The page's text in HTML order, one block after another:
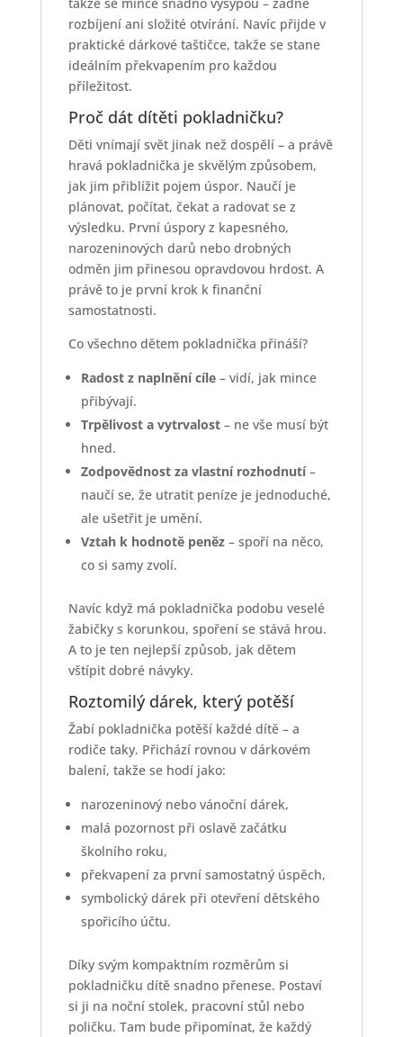
takže se mince snadno vysypou – žádné
rozbíjení ani složité otvírání. Navíc přijde v
praktické dárkové taštičce, takže se stane
ideálním překvapením pro každou
příležitost.
Proč dát dítěti pokladničku?
Děti vnímají svět jinak než dospělí – a právě
hravá pokladnička je skvělým způsobem,
jak jim přiblížit pojem úspor. Naučí je
plánovat, počítat, čekat a radovat se z
výsledku. První úspory z kapesného,
narozeninových darů nebo drobných
odměn jim přinesou opravdovou hrdost. A
právě to je první krok k finanční
samostatnosti.
Co všechno dětem pokladnička přináší?
Radost z naplnění cíle– vidí, jak mince
přibývají.
Trpělivost a vytrvalost– ne vše musí být
hned.
Zodpovědnost za vlastní rozhodnutí–
naučí se, že utratit peníze je jednoduché,
ale ušetřit je umění.
Vztah k hodnotě peněz– spoří na něco,
co si samy zvolí.
Navíc když má pokladnička podobu veselé
žabičky s korunkou, spoření se stává hrou.
A to je ten nejlepší způsob, jak dětem
vštípit dobré návyky.
Roztomilý dárek, který potěší
Žabí pokladnička potěší každé dítě – a
rodiče taky. Přichází rovnou v dárkovém
balení, takže se hodí jako:
narozeninový nebo vánoční dárek,
malá pozornost při oslavě začátku
školního roku,
překvapení za první samostatný úspěch,
symbolický dárek při otevření dětského
spořicího účtu.
Díky svým kompaktním rozměrům si
pokladničku dítě snadno přenese. Postaví
si ji na noční stolek, pracovní stůl nebo
poličku. Tam bude připomínat, že každý